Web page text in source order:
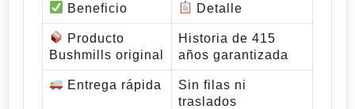
Beneficio
Detalle
Producto
Bushmills original
Historia de 415
años garantizada
Entrega rápida
Sin filas ni
traslados